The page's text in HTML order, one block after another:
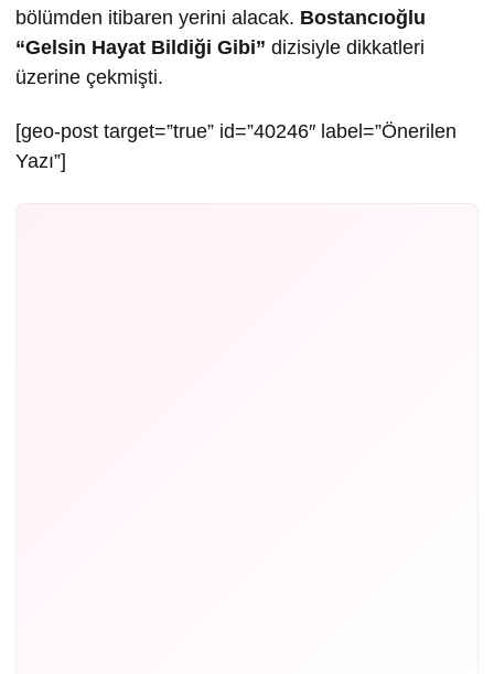
bölümden itibaren yerini alacak. Bostancıoğlu
“Gelsin Hayat Bildiği Gibi” dizisiyle dikkatleri
üzerine çekmişti.
[geo-post target=”true” id=”40246″ label=”Önerilen
Yazı”]